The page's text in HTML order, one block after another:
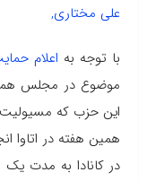
علی مختاری,
با توجه به اعلام
موضوع در مجلس
این حزب که مسیولیت
همین هفته در
در کانادا به مدت یک